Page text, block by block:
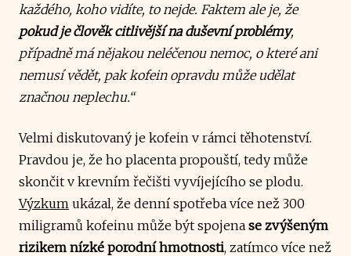
každého, koho vidíte, to nejde. Faktem ale je, že
pokud je člověk citlivější na duševní problémy,
případně má nějakou neléčenou nemoc, o které ani
nemusí vědět, pak kofein opravdu může udělat
značnou neplechu.“
Velmi diskutovaný je kofein v rámci těhotenství.
Pravdou je, že ho placenta propouští, tedy může
skončit v krevním řečišti vyvíjejícího se plodu.
Výzkum ukázal, že denní spotřeba více než 300
miligramů kofeinu může být spojena se zvýšeným
rizikem nízké porodní hmotnosti, zatímco více než